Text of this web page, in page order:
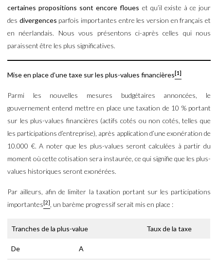
certaines propositions sont encore floues et qu’il existe à ce jour
des divergences parfois importantes entre les version en français et
en néerlandais. Nous vous présentons ci-après celles qui nous
paraissent être les plus significatives.
Mise en place d’une taxe sur les plus-values financières [1]
Parmi les nouvelles mesures budgétaires annoncées, le
gouvernement entend mettre en place une taxation de 10 % portant
sur les plus-values financières (actifs cotés ou non cotés, telles que
les participations d’entreprise), après application d’une exonération de
10.000 €. A noter que les plus-values seront calculées à partir du
moment où cette cotisation sera instaurée, ce qui signifie que les plus-
values historiques seront exonérées.
Par ailleurs, afin de limiter la taxation portant sur les participations
importantes [2] , un barème progressif serait mis en place :
Tranches de la plus-value Taux de la taxe
De A